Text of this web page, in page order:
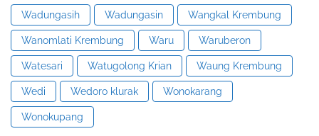
Wadungasih Wadungasin Wangkal Krembung
Wanomlati Krembung Waru Waruberon
Watesari Watugolong Krian Waung Krembung
Wedi Wedoro klurak Wonokarang
Wonokupang